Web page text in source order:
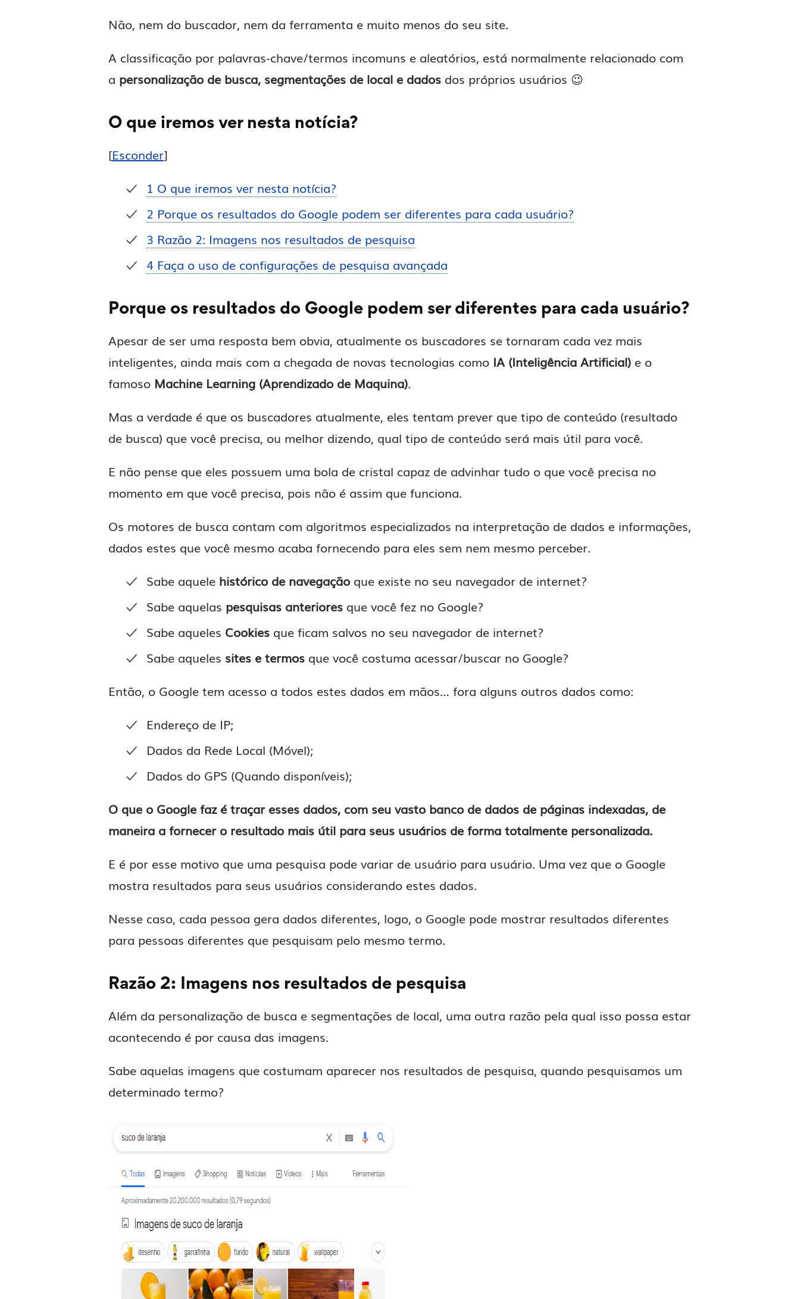
Não, nem do buscador, nem da ferramenta e muito menos do seu site.
A classificação por palavras-chave/termos incomuns e aleatórios, está normalmente relacionado com
a personalização de busca, segmentações de local e dados dos próprios usuários 😉
O que iremos ver nesta notícia?
[Esconder]
1 O que iremos ver nesta notícia?
2 Porque os resultados do Google podem ser diferentes para cada usuário?
3 Razão 2: Imagens nos resultados de pesquisa
4 Faça o uso de configurações de pesquisa avançada
Porque os resultados do Google podem ser diferentes para cada usuário?
Apesar de ser uma resposta bem obvia, atualmente os buscadores se tornaram cada vez mais
inteligentes, ainda mais com a chegada de novas tecnologias como IA (Inteligência Artificial) e o
famoso Machine Learning (Aprendizado de Maquina).
Mas a verdade é que os buscadores atualmente, eles tentam prever que tipo de conteúdo (resultado
de busca) que você precisa, ou melhor dizendo, qual tipo de conteúdo será mais útil para você.
E não pense que eles possuem uma bola de cristal capaz de advinhar tudo o que você precisa no
momento em que você precisa, pois não é assim que funciona.
Os motores de busca contam com algoritmos especializados na interpretação de dados e informações,
dados estes que você mesmo acaba fornecendo para eles sem nem mesmo perceber.
Sabe aquele histórico de navegação que existe no seu navegador de internet?
Sabe aquelas pesquisas anteriores que você fez no Google?
Sabe aqueles Cookies que ficam salvos no seu navegador de internet?
Sabe aqueles sites e termos que você costuma acessar/buscar no Google?
Então, o Google tem acesso a todos estes dados em mãos… fora alguns outros dados como:
Endereço de IP;
Dados da Rede Local (Móvel);
Dados do GPS (Quando disponíveis);
O que o Google faz é traçar esses dados, com seu vasto banco de dados de páginas indexadas, de
maneira a fornecer o resultado mais útil para seus usuários de forma totalmente personalizada.
E é por esse motivo que uma pesquisa pode variar de usuário para usuário. Uma vez que o Google
mostra resultados para seus usuários considerando estes dados.
Nesse caso, cada pessoa gera dados diferentes, logo, o Google pode mostrar resultados diferentes
para pessoas diferentes que pesquisam pelo mesmo termo.
Razão 2: Imagens nos resultados de pesquisa
Além da personalização de busca e segmentações de local, uma outra razão pela qual isso possa estar
acontecendo é por causa das imagens.
Sabe aquelas imagens que costumam aparecer nos resultados de pesquisa, quando pesquisamos um
determinado termo?